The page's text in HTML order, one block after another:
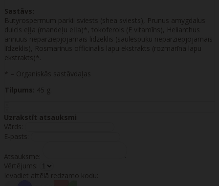
Sastāvs:
Butyrospermum parkii sviests (shea sviests), Prunus amygdalus
dulcis eļļa (mandeļu eļļa)*, tokoferols (E vitamīns), Helianthus
annuus nepārziepjojamais līdzeklis (saulespuķu nepārziepjojamais
līdzeklis), Rosmarinus officinalis lapu ekstrakts (rozmarīna lapu
ekstrakts)*.
* – Organiskās sastāvdaļas
Tilpums: 45 g.
Uzrakstīt atsauksmi
Vārds:
E-pasts:
Atsauksme:
Vērtējums:
Ievadiet attēlā redzamo kodu: